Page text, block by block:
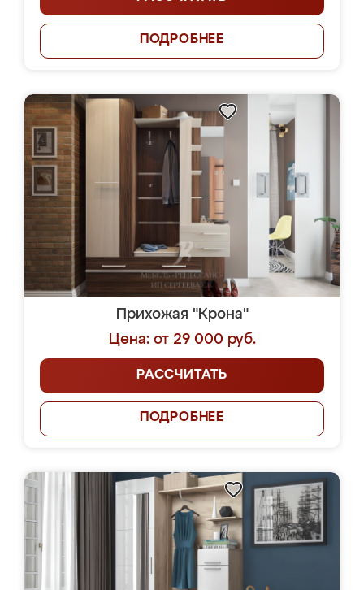
ПОДРОБНЕЕ
Прихожая "Крона"
Цена: от 29 000 руб.
РАССЧИТАТЬ
ПОДРОБНЕЕ